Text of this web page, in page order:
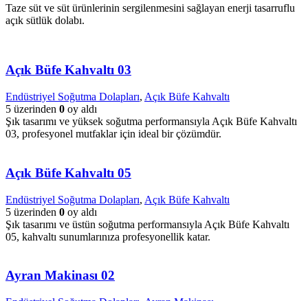
Taze süt ve süt ürünlerinin sergilenmesini sağlayan enerji tasarruflu
açık sütlük dolabı.
Açık Büfe Kahvaltı 03
Endüstriyel Soğutma Dolapları, Açık Büfe Kahvaltı
5 üzerinden 0 oy aldı
Şık tasarımı ve yüksek soğutma performansıyla Açık Büfe Kahvaltı
03, profesyonel mutfaklar için ideal bir çözümdür.
Açık Büfe Kahvaltı 05
Endüstriyel Soğutma Dolapları, Açık Büfe Kahvaltı
5 üzerinden 0 oy aldı
Şık tasarımı ve üstün soğutma performansıyla Açık Büfe Kahvaltı
05, kahvaltı sunumlarınıza profesyonellik katar.
Ayran Makinası 02